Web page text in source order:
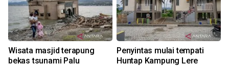
Wisata masjid terapung
bekas tsunami Palu
Penyintas mulai tempati
Huntap Kampung Lere